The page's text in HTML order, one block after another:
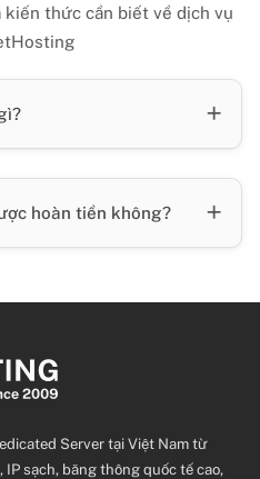
thức cần biết về dịch vụ
hoàn tiền không?
Server tại Việt Nam từ
sạch, băng thông quốc tế cao,